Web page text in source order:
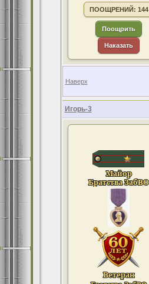
ПООЩРЕНИЙ: 144
Поощрить
Наказать
Наверх
Игорь-3